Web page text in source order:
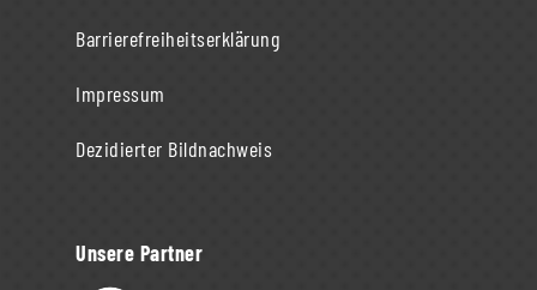
Barrierefreiheitserklärung
Impressum
Dezidierter Bildnachweis
Unsere Partner